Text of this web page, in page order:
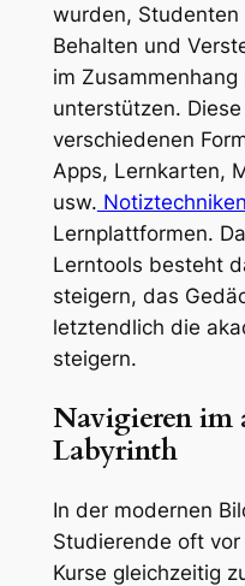
wurden, Studenten
Behalten und
im
unterstützen.
verschiedenen
Apps, Lernkarten,
usw. Notiztechniken
Lernplattformen.
Lerntools besteht
steigern, das
letztendlich die
steigern.
Navigieren im
Labyrinth
In der modernen
Studierende oft
Kurse gleichzeitig